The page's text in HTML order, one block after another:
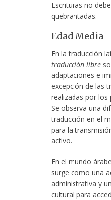
Escrituras no
quebrantadas.
Edad Media
En la traducción
traducción libre
adaptaciones e
excepción de las
realizadas por los
Se observa una
traducción en el
para la
activo.
En el mundo
surge como una
administrativa y
cultural para